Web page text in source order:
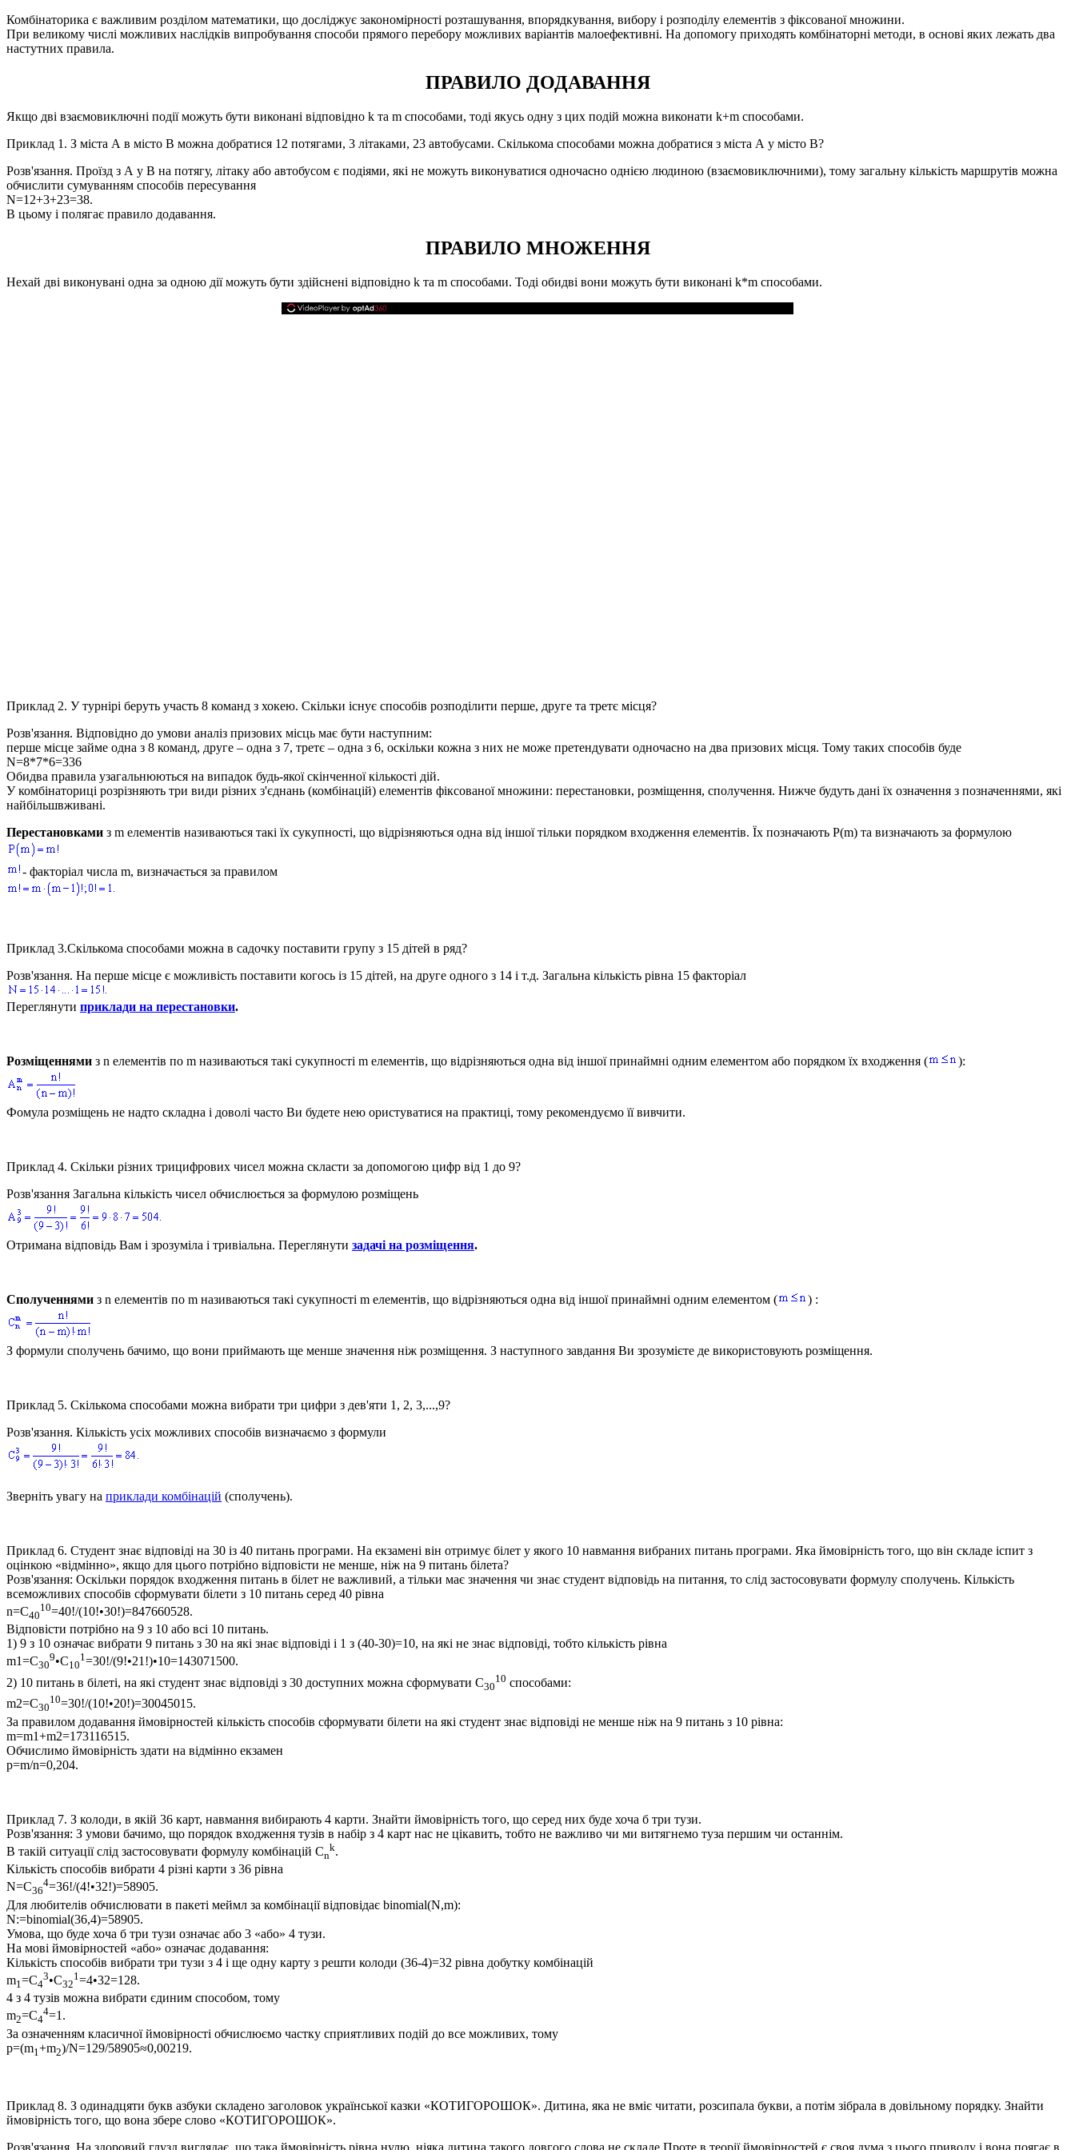
Комбінаторика є важливим розділом математики, що досліджує закономірності розташування, впорядкування, вибору і розподілу елементів з фіксованої множини.
При великому числі можливих наслідків випробування способи прямого перебору можливих варіантів малоефективні. На допомогу приходять комбінаторні методи, в основі яких лежать два
настутних правила.
ПРАВИЛО ДОДАВАННЯ
Якщо дві взаємовиключні події можуть бути виконані відповідно k та m способами, тоді якусь одну з цих подій можна виконати k+m способами.
Приклад 1. З міста А в місто В можна добратися 12 потягами, 3 літаками, 23 автобусами. Скількома способами можна добратися з міста А у місто В?
Розв'язання. Проїзд з А у В на потягу, літаку або автобусом є подіями, які не можуть виконуватися одночасно однією людиною (взаємовиключними), тому загальну кількість маршрутів можна
обчислити сумуванням способів пересування
N=12+3+23=38.
В цьому і полягає правило додавання.
ПРАВИЛО МНОЖЕННЯ
Нехай дві виконувані одна за одною дії можуть бути здійснені відповідно k та m способами. Тоді обидві вони можуть бути виконані k*m способами.
Приклад 2. У турнірі беруть участь 8 команд з хокею. Скільки існує способів розподілити перше, друге та третє місця?
Розв'язання. Відповідно до умови аналіз призових місць має бути наступним:
перше місце займе одна з 8 команд, друге – одна з 7, третє – одна з 6, оскільки кожна з них не може претендувати одночасно на два призових місця. Тому таких способів буде
N=8*7*6=336
Обидва правила узагальнюються на випадок будь-якої скінченної кількості дій.
У комбінаториці розрізняють три види різних з'єднань (комбінацій) елементів фіксованої множини: перестановки, розміщення, сполучення. Нижче будуть дані їх означення з позначеннями, які
найбільшвживані.
Перестановками з m елементів називаються такі їх сукупності, що відрізняються одна від іншої тільки порядком входження елементів. Їх позначають P(m) та визначають за формулою
- факторіал числа m, визначається за правилом
Приклад 3.Скількома способами можна в садочку поставити групу з 15 дітей в ряд?
Розв'язання. На перше місце є можливість поставити когось із 15 дітей, на друге одного з 14 і т.д. Загальна кількість рівна 15 факторіал
Переглянути приклади на перестановки.
Розміщеннями з n елементів по m називаються такі сукупності m елементів, що відрізняються одна від іншої принаймні одним елементом або порядком їх входження ( ):
Фомула розміщень не надто складна і доволі часто Ви будете нею ористуватися на практиці, тому рекомендуємо її вивчити.
Приклад 4. Скільки різних трицифрових чисел можна скласти за допомогою цифр від 1 до 9?
Розв'язання Загальна кількість чисел обчислюється за формулою розміщень
Отримана відповідь Вам і зрозуміла і тривіальна. Переглянути задачі на розміщення.
Сполученнями з n елементів по m називаються такі сукупності m елементів, що відрізняються одна від іншої принаймні одним елементом ( ) :
З формули сполучень бачимо, що вони приймають ще менше значення ніж розміщення. З наступного завдання Ви зрозумієте де використовують розміщення.
Приклад 5. Скількома способами можна вибрати три цифри з дев'яти 1, 2, 3,...,9?
Розв'язання. Кількість усіх можливих способів визначаємо з формули
Зверніть увагу на приклади комбінацій (сполучень).
Приклад 6. Студент знає відповіді на 30 із 40 питань програми. На екзамені він отримує білет у якого 10 навмання вибраних питань програми. Яка ймовірність того, що він складе іспит з
оцінкою «відмінно», якщо для цього потрібно відповісти не менше, ніж на 9 питань білета?
Розв'язання: Оскільки порядок входження питань в білет не важливий, а тільки має значення чи знає студент відповідь на питання, то слід застосовувати формулу сполучень. Кількість
всеможливих способів сформувати білети з 10 питань серед 40 рівна
n=С40
10=40!/(10!•30!)=847660528.
Відповісти потрібно на 9 з 10 або всі 10 питань.
1) 9 з 10 означає вибрати 9 питань з 30 на які знає відповіді і 1 з (40-30)=10, на які не знає відповіді, тобто кількість рівна
m1=С30
9•С10
1=30!/(9!•21!)•10=143071500.
2) 10 питань в білеті, на які студент знає відповіді з 30 доступних можна сформувати С30
10 способами:
m2=С30
10=30!/(10!•20!)=30045015.
За правилом додавання ймовірностей кількість способів сформувати білети на які студент знає відповіді не менше ніж на 9 питань з 10 рівна:
m=m1+m2=173116515.
Обчислимо ймовірність здати на відмінно екзамен
p=m/n=0,204.
Приклад 7. З колоди, в якій 36 карт, навмання вибирають 4 карти. Знайти ймовірність того, що серед них буде хоча б три тузи.
Розв'язання: З умови бачимо, що порядок входження тузів в набір з 4 карт нас не цікавить, тобто не важливо чи ми витягнемо туза першим чи останнім.
В такій ситуації слід застосовувати формулу комбінацій Сn
k.
Кількість способів вибрати 4 різні карти з 36 рівна
N=С36
4=36!/(4!•32!)=58905.
Для любителів обчислювати в пакеті меймл за комбінації відповідає binomial(N,m):
N:=binomial(36,4)=58905.
Умова, що буде хоча б три тузи означає або 3 «або» 4 тузи.
На мові ймовірностей «або» означає додавання:
Кількість способів вибрати три тузи з 4 і ще одну карту з решти колоди (36-4)=32 рівна добутку комбінацій
m1=С4
3•С32
1 =4•32=128.
4 з 4 тузів можна вибрати єдиним способом, тому
m2=C4
4=1.
За означенням класичної ймовірності обчислюємо частку сприятливих подій до все можливих, тому
p=(m1 +m2)/N=129/58905≈0,00219.
Приклад 8. З одинадцяти букв азбуки складено заголовок української казки «КОТИГОРОШОК». Дитина, яка не вміє читати, розсипала букви, а потім зібрала в довільному порядку. Знайти
ймовірність того, що вона збере слово «КОТИГОРОШОК».
Розв'язання. На здоровий глузд виглядає, що така ймовірність рівна нулю, ніяка дитина такого довгого слова не складе.Проте в теорії ймовірностей є своя дума з цього приводу і вона поягає в